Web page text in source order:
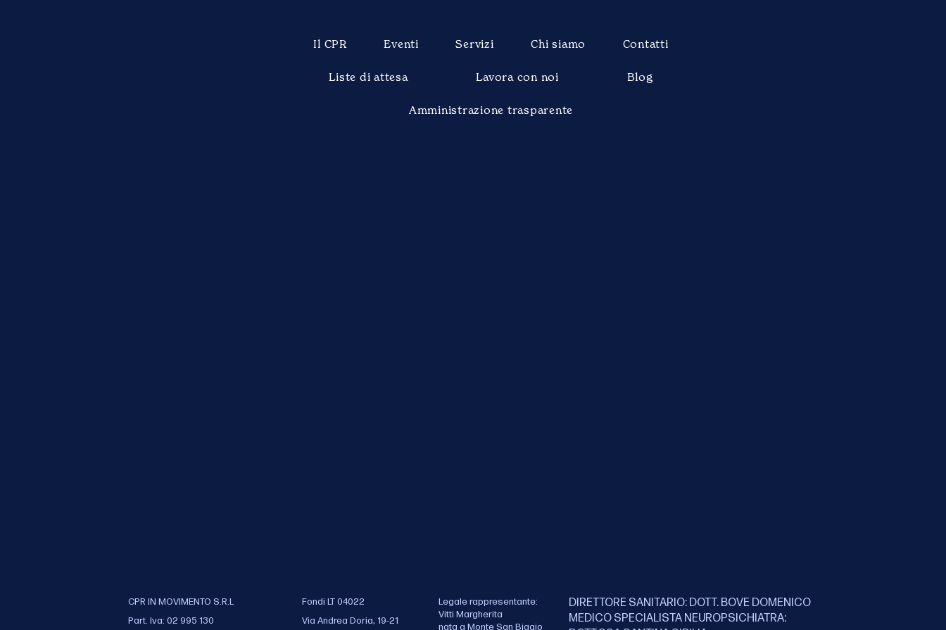
Il CPR Eventi Servizi Chi siamo Contatti
Liste di attesa Lavora con noi Blog
Amministrazione trasparente
CPR IN MOVIMENTO S.R.L
Part. Iva: 02 995 130
Fondi LT 04022
Via Andrea Doria, 19-21
Legale rappresentante:
Vitti Margherita
nata a Monte San Biagio
DIRETTORE SANITARIO: DOTT. BOVE DOMENICO
MEDICO SPECIALISTA NEUROPSICHIATRA: